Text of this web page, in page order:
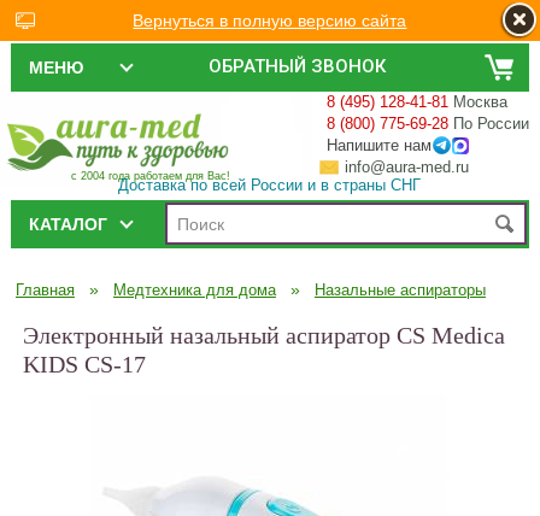
ОБРАТНЫЙ ЗВОНОК
МЕНЮ
с 2004 года работаем для Вас!
8 (495) 128-41-81 Москва
8 (800) 775-69-28 По России
Напишите нам
info@aura-med.ru
Доставка по всей России и в страны СНГ
КАТАЛОГ
Главная » Медтехника для дома » Назальные аспираторы
Электронный назальный аспиратор CS Medica
KIDS CS-17
Вернуться в полную версию сайта